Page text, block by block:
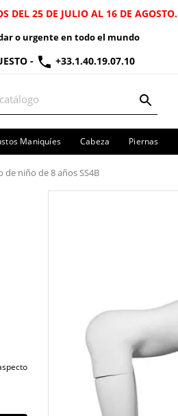
DEL 25 DE JULIO AL 16 DE AGOSTO.
o urgente en todo el mundo
- +33.1.40.19.07.10
Maniquíes Cabeza Piernas
niño de 8 años SS4B